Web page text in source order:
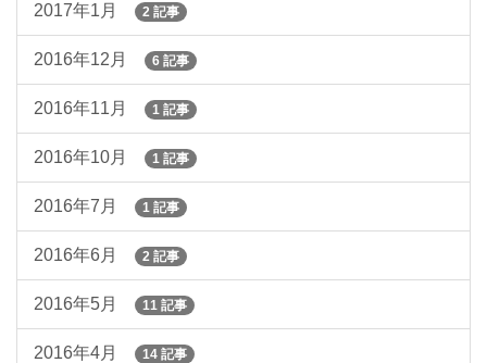
2017年1月 2 記事
2016年12月 6 記事
2016年11月 1 記事
2016年10月 1 記事
2016年7月 1 記事
2016年6月 2 記事
2016年5月 11 記事
2016年4月 14 記事